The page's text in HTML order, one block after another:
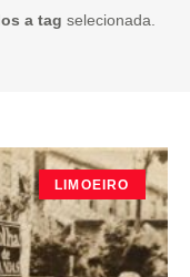
a tag selecionada.
LIMOEIRO